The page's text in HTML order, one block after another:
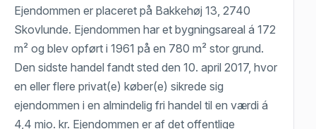
Ejendommen er placeret på Bakkehøj 13, 2740
Skovlunde. Ejendommen har et bygningsareal á 172
m² og blev opført i 1961 på en 780 m² stor grund.
Den sidste handel fandt sted den 10. april 2017, hvor
en eller flere privat(e) køber(e) sikrede sig
ejendommen i en almindelig fri handel til en værdi á
4,4 mio. kr. Ejendommen er af det offentlige